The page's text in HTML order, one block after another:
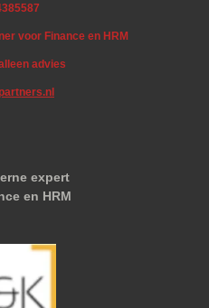
voor Finance en HRM
advies
expert
en HRM